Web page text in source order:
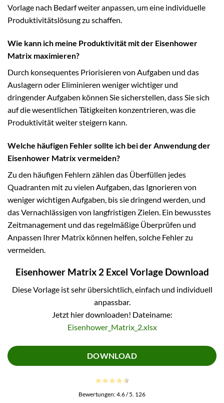
Vorlage nach Bedarf weiter anpassen, um eine individuelle
Produktivitätslösung zu schaffen.
Wie kann ich meine Produktivität mit der Eisenhower
Matrix maximieren?
Durch konsequentes Priorisieren von Aufgaben und das
Auslagern oder Eliminieren weniger wichtiger und
dringender Aufgaben können Sie sicherstellen, dass Sie sich
auf die wesentlichen Tätigkeiten konzentrieren, was die
Produktivität weiter steigern kann.
Welche häufigen Fehler sollte ich bei der Anwendung der
Eisenhower Matrix vermeiden?
Zu den häufigen Fehlern zählen das Überfüllen jedes
Quadranten mit zu vielen Aufgaben, das Ignorieren von
weniger wichtigen Aufgaben, bis sie dringend werden, und
das Vernachlässigen von langfristigen Zielen. Ein bewusstes
Zeitmanagement und das regelmäßige Überprüfen und
Anpassen Ihrer Matrix können helfen, solche Fehler zu
vermeiden.
Eisenhower Matrix 2 Excel Vorlage Download
Diese Vorlage ist sehr übersichtlich, einfach und individuell
anpassbar.
Jetzt hier downloaden! Dateiname:
Eisenhower_Matrix_2.xlsx
DOWNLOAD
Bewertungen:4.6/ 5. 126